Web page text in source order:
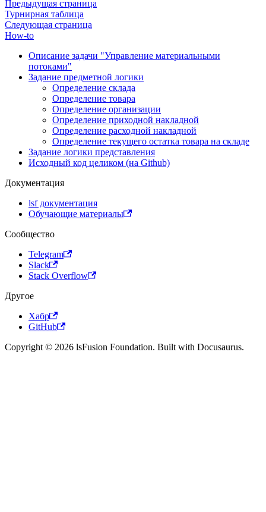
Предыдущая страница
Турнирная таблица
Следующая страница
How-to
Описание задачи "Управление материальными
потоками"
Задание предметной логики
Определение склада
Определение товара
Определение организации
Определение приходной накладной
Определение расходной накладной
Определение текущего остатка товара на складе
Задание логики представления
Исходный код целиком (на Github)
Документация
lsf документация
Обучающие материалы
Сообщество
Telegram
Slack
Stack Overflow
Другое
Хабр
GitHub
Copyright © 2026 lsFusion Foundation. Built with Docusaurus.